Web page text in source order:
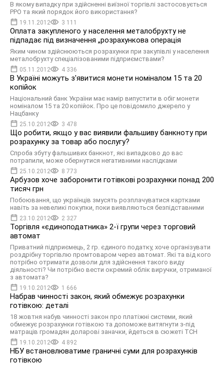
В якому випадку при здійсненні виїзної торгівлі застосовується
РРО та який порядок його використання?
19.11.2012 3 111
Оплата закупленого у населення металобрухту не
підпадає під визначення „розрахункова операція
Яким чином здійснюються розрахунки при закупівлі у населення
металобрухту спеціалізованими підприємствами?
05.11.2012 4 336
В Україні можуть з'явитися монети номіналом 15 та 20
копійок
Національний банк України має намір випустити в обіг монети
номіналом 15 та 20 копійок. Про це повідомило джерело у
Нацбанку
25.10.2012 3 478
Що робити, якщо у вас виявили фальшиву банкноту при
розрахунку за товар або послугу?
Спроба збуту фальшивих банкнот, які випадково до вас
потрапили, може обернутися негативними наслідками
25.10.2012 8 773
Арбузов хоче заборонити готівкові розрахунки понад 200
тисяч грн
Побоювання, що українців змусять розплачуватися картками
навіть за невеликі покупки, поки виявляються безпідставними
23.10.2012 2 327
Торгівля «єдиноподатника» 2-ї групи через торговий
автомат
Приватний підприємець, 2 гр. єдиного податку, хоче організувати
роздрібну торгівлю промтоваром через автомат. Які та від кого
потрібно отримати дозволи для здійснення такого виду
діяльності? Чи потрібно вести окремий облік виручки, отриманої
з автомата?
19.10.2012 1 666
Набрав чинності закон, який обмежує розрахунки
готівкою: деталі
18 жовтня набув чинності закон про платіжні системи, який
обмежує розрахунки готівкою та допоможе витягнути з-під
матраців громадян доларові заначки, йдеться в сюжеті ТСН
19.10.2012 4 892
НБУ встановлюватиме граничні суми для розрахунків
готівкою